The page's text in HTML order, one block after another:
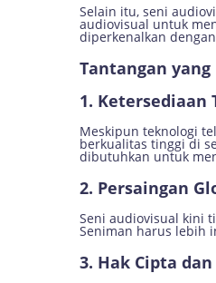
Selain itu, seni
audiovisual untuk
diperkenalkan
Tantangan
1. Ketersediaan
Meskipun teknologi
berkualitas tinggi di
dibutuhkan untuk
2. Persaingan
Seni audiovisual kini
Seniman harus lebih
3. Hak Cipta